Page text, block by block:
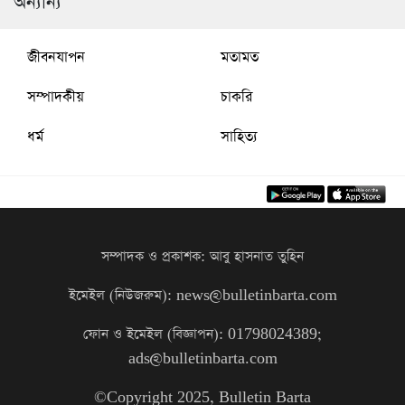
জীবনযাপন
মতামত
সম্পাদকীয়
চাকরি
ধর্ম
সাহিত্য
সম্পাদক ও প্রকাশক: আবু হাসনাত তুহিন
ইমেইল (নিউজরুম): news@bulletinbarta.com
ফোন ও ইমেইল (বিজ্ঞাপন): 01798024389;
ads@bulletinbarta.com
©️Copyright 2025, Bulletin Barta